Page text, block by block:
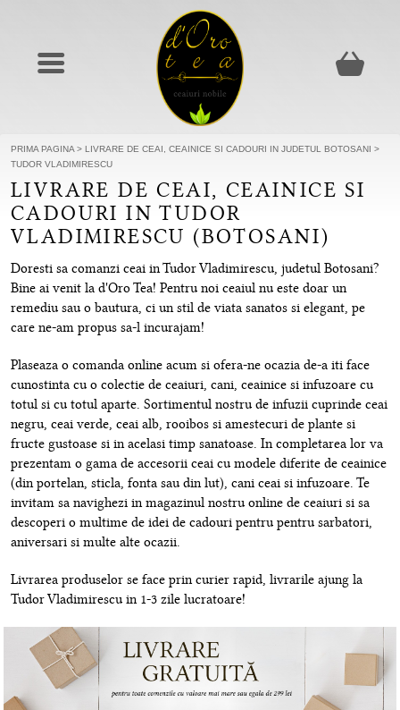
PRIMA PAGINA > LIVRARE DE CEAI, CEAINICE SI CADOURI IN JUDETUL BOTOSANI >
TUDOR VLADIMIRESCU
LIVRARE DE CEAI, CEAINICE SI
CADOURI IN TUDOR
VLADIMIRESCU (BOTOSANI)
Doresti sa comanzi ceai in Tudor Vladimirescu, judetul Botosani?
Bine ai venit la d'Oro Tea! Pentru noi ceaiul nu este doar un
remediu sau o bautura, ci un stil de viata sanatos si elegant, pe
care ne-am propus sa-l incurajam!
Plaseaza o comanda online acum si ofera-ne ocazia de-a iti face
cunostinta cu o colectie de ceaiuri, cani, ceainice si infuzoare cu
totul si cu totul aparte. Sortimentul nostru de infuzii cuprinde ceai
negru, ceai verde, ceai alb, rooibos si amestecuri de plante si
fructe gustoase si in acelasi timp sanatoase. In completarea lor va
prezentam o gama de accesorii ceai cu modele diferite de ceainice
(din portelan, sticla, fonta sau din lut), cani ceai si infuzoare. Te
invitam sa navighezi in magazinul nostru online de ceaiuri si sa
descoperi o multime de idei de cadouri pentru pentru sarbatori,
aniversari si multe alte ocazii.
Livrarea produselor se face prin curier rapid, livrarile ajung la
Tudor Vladimirescu in 1-3 zile lucratoare!